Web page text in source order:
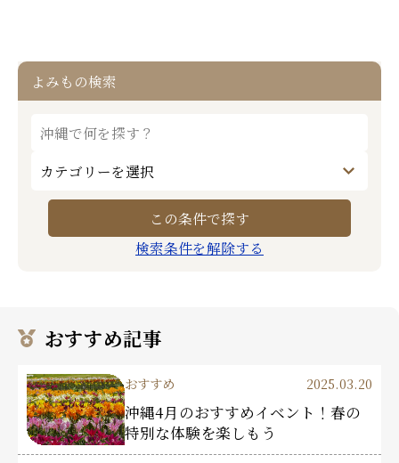
よみもの検索
検索条件を解除する
おすすめ記事
おすすめ 2025.03.20
沖縄4月のおすすめイベント！春の
特別な体験を楽しもう